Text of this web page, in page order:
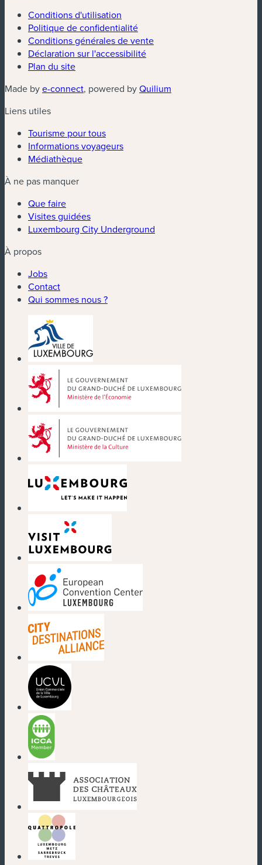
Conditions d'utilisation
Politique de confidentialité
Conditions générales de vente
Déclaration sur l'accessibilité
Plan du site
Made bye-connect(nouvelle fenêtre)
, powered byQuilium
Liens utiles
Tourisme pour tous
Informations voyageurs
Médiathèque
À ne pas manquer
Que faire
Visites guidées
Luxembourg City Underground
À propos
Jobs
Contact
Qui sommes nous ?